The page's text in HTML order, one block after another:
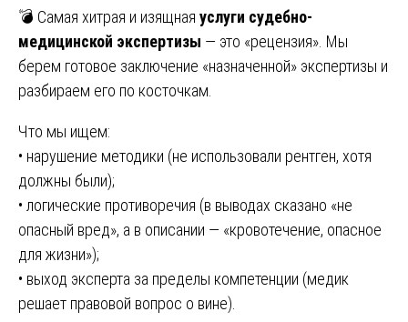
💣 Самая хитрая и изящная услуги судебно-
медицинской экспертизы — это «рецензия». Мы
берем готовое заключение «назначенной» экспертизы и
разбираем его по косточкам.
Что мы ищем:
• нарушение методики (не использовали рентген, хотя
должны были);
• логические противоречия (в выводах сказано «не
опасный вред», а в описании — «кровотечение, опасное
для жизни»);
• выход эксперта за пределы компетенции (медик
решает правовой вопрос о вине).